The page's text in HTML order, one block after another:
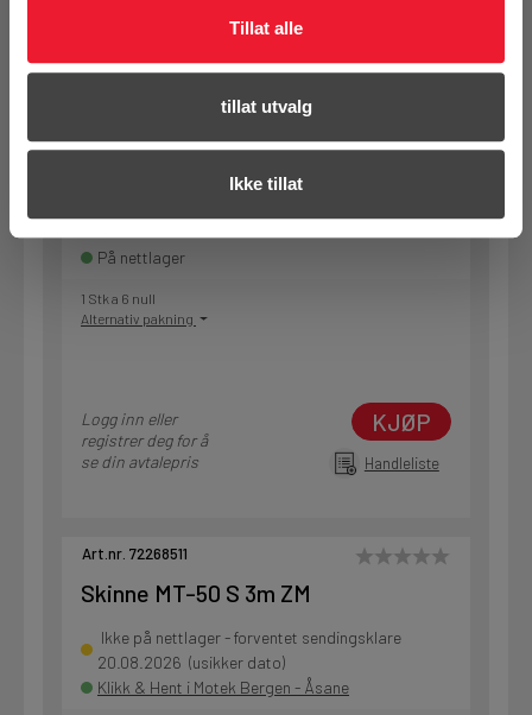
Tillat alle
tillat utvalg
Ikke tillat
registrer deg for å
Skinne MT-40D 6m ZM
På nettlager
1 Stk a 6 null
Alternativ pakning
Logg inn eller
registrer deg for å
se din avtalepris
KJØP
Handleliste
Art.nr. 72268511
Skinne MT-50 S 3m ZM
Ikke på nettlager - forventet sendingsklare
20.08.2026 (usikker dato)
Klikk & Hent i Motek Bergen - Åsane